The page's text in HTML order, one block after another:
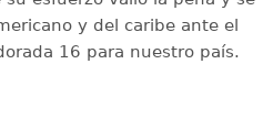
y del caribe ante el
16 para nuestro país.